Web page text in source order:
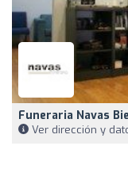
Funeraria Navas
Ver dirección y